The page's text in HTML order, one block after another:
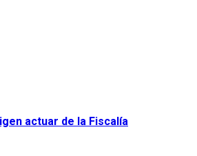
actuar de la Fiscalía